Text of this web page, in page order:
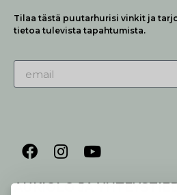
Tilaa tästä puutarhurisi vinkit ja
tietoa tulevista tapahtumista.
AUKIOLO JA